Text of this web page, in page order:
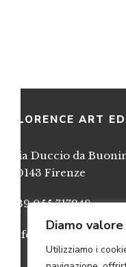
Diamo
Utilizziamo i
FLORENCE ART
Via Duccio da
50143 Firenze
+39 055 717248